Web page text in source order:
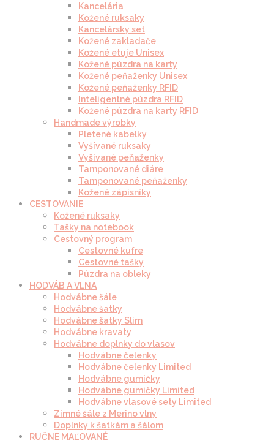
Kancelária
Kožené ruksaky
Kancelársky set
Kožené zakladače
Kožené etuje Unisex
Kožené púzdra na karty
Kožené peňaženky Unisex
Kožené peňaženky RFID
Inteligentné púzdra RFID
Kožené púzdra na karty RFID
Handmade výrobky
Pletené kabelky
Vyšívané ruksaky
Vyšívané peňaženky
Tamponované diáre
Tamponované peňaženky
Kožené zápisníky
CESTOVANIE
Kožené ruksaky
Tašky na notebook
Cestovný program
Cestovné kufre
Cestovné tašky
Púzdra na obleky
HODVÁB A VLNA
Hodvábne šále
Hodvábne šatky
Hodvábne šatky Slim
Hodvábne kravaty
Hodvábne doplnky do vlasov
Hodvábne čelenky
Hodvábne čelenky Limited
Hodvábne gumičky
Hodvábne gumičky Limited
Hodvábne vlasové sety Limited
Zimné šále z Merino vlny
Doplnky k šatkám a šálom
RUČNE MAĽOVANÉ